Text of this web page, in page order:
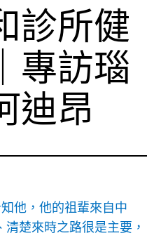
診所健
專訪瑙
迪昂
他，他的祖輩來自中
清楚來時之路很是主要，